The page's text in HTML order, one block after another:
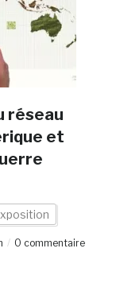
réseau
et
0 commentaire